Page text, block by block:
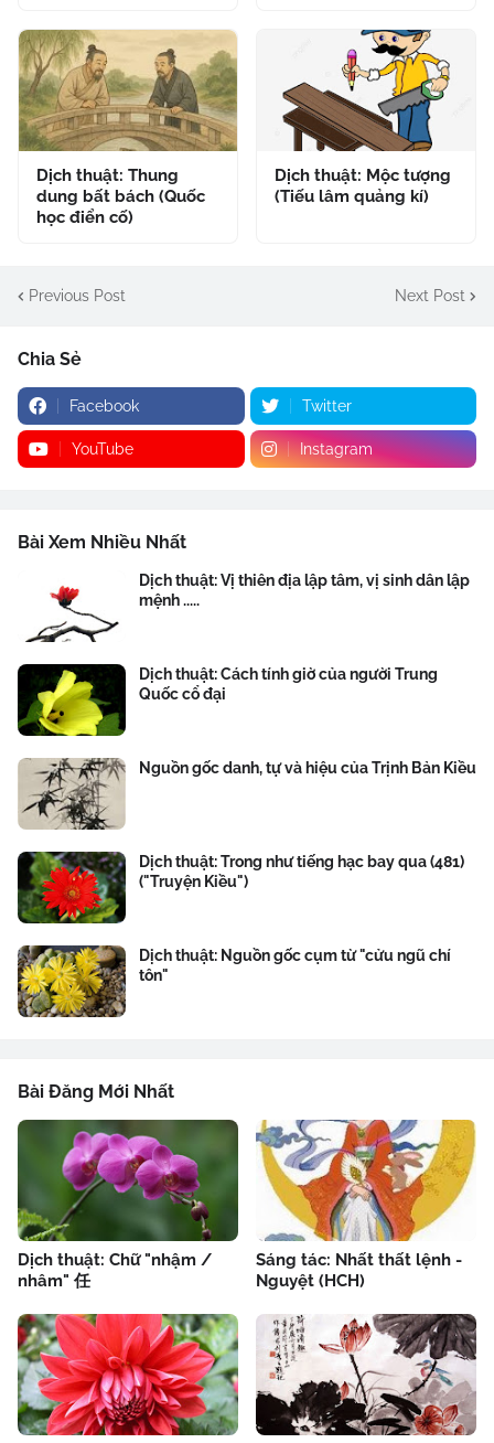
Dịch thuật: Thung
dung bất bách (Quốc
học điển cố)
Dịch thuật: Mộc tượng
(Tiếu lâm quảng kí)
Previous Post Next Post
Chia Sẻ
Facebook Twitter
YouTube Instagram
Bài Xem Nhiều Nhất
Dịch thuật: Vị thiên địa lập tâm, vị sinh dân lập
mệnh .....
Dịch thuật: Cách tính giờ của người Trung
Quốc cổ đại
Nguồn gốc danh, tự và hiệu của Trịnh Bản Kiều
Dịch thuật: Trong như tiếng hạc bay qua (481)
("Truyện Kiều")
Dịch thuật: Nguồn gốc cụm từ "cửu ngũ chí
tôn"
Bài Đăng Mới Nhất
Dịch thuật: Chữ "nhậm /
nhâm" 任
Sáng tác: Nhất thất lệnh -
Nguyệt (HCH)